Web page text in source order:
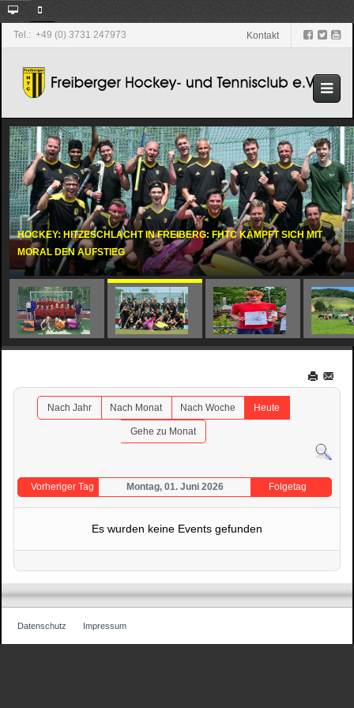
Tel.: +49 (0) 3731 247973 Kontakt
HOCKEY: HITZESCHLACHT IN FREIBERG: FHTC KÄMPFT SICH MIT
MORAL DEN AUFSTIEG
Nach Jahr Nach Monat Nach Woche Heute
Gehe zu Monat
Vorheriger Tag Montag, 01. Juni 2026 Folgetag
Es wurden keine Events gefunden
Datenschutz Impressum